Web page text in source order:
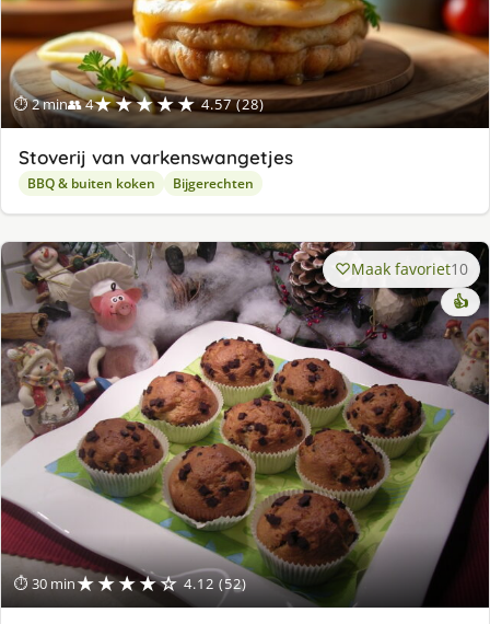
⏱ 2 min👥 4★★★★★ 4.57 (28)
Stoverij van varkenswangetjes
BBQ & buiten koken Bijgerechten
⏱ 30 min★★★★☆ 4.12 (52)
Maak favoriet10
👍